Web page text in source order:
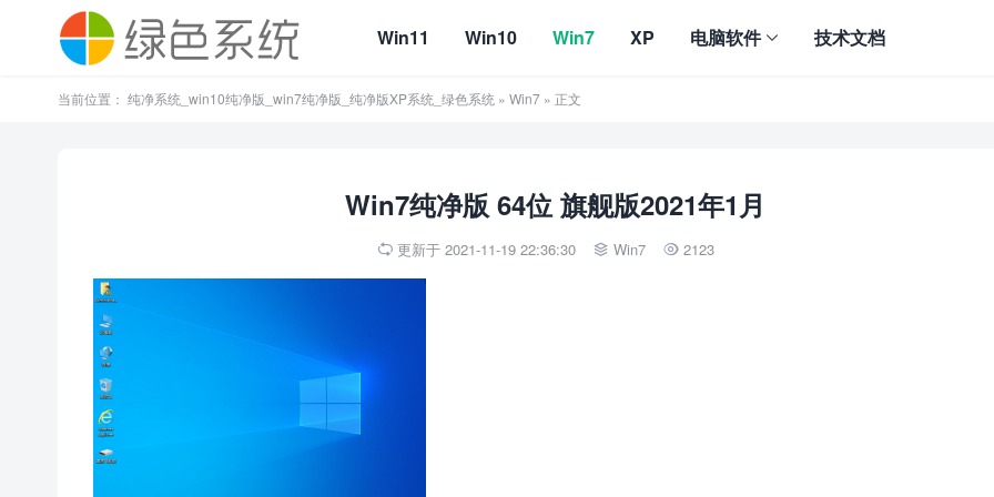
Win11 Win10 Win7 XP 电脑软件 技术文档
当前位置： 纯净系统_win10纯净版_win7纯净版_纯净版XP系统_绿色系统 » Win7 » 正文
Win7纯净版 64位 旗舰版2021年1月
 更新于 2021-11-19 22:36:30  Win7  2123